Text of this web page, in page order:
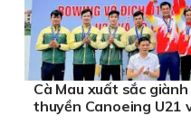
Cà Mau xuất sắc
thuyền Canoeing U21